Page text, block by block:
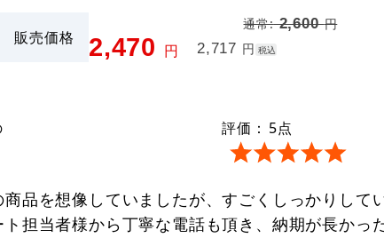
販売価格
通常:2,600円
2,470 円 2,717 円 税込
評価： 5点
品を想像していましたが、すごくしっかりして
担当者様から丁寧な電話も頂き、納期が長か